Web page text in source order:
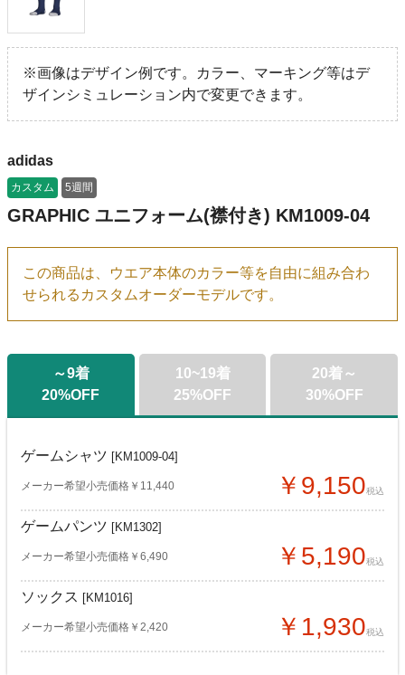
※画像はデザイン例です。カラー、マーキング等はデ
ザインシミュレーション内で変更できます。
adidas
カスタム 5週間
GRAPHIC ユニフォーム(襟付き) KM1009-04
この商品は、ウエア本体のカラー等を自由に組み合わ
せられるカスタムオーダーモデルです。
～9着
20%OFF
ゲームシャツ [KM1009-04]
メーカー希望小売価格￥11,440 ￥9,150税込
ゲームパンツ [KM1302]
メーカー希望小売価格￥6,490 ￥5,190税込
ソックス [KM1016]
メーカー希望小売価格￥2,420 ￥1,930税込
10~19着
25%OFF
20着～
30%OFF